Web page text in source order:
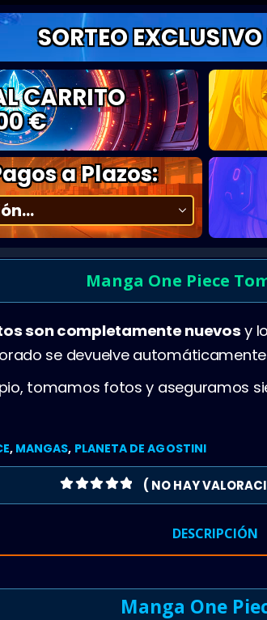
SORTEO
CARRITO
€
a Plazos:
Manga One Piece
son completamente nuevosy
se devuelve
tomamos fotos y aseguramos
, MANGAS, PLANETA DE AGOSTINI
0OUT OF 5
( NO HAY
DESCRIPCIÓN
Manga One